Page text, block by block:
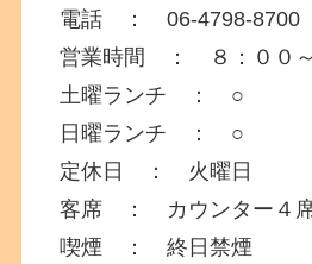
電話 ： 06-4798-8700
営業時間 ： ８：００～
土曜ランチ ： ○
日曜ランチ ： ○
定休日 ： 火曜日
客席 ： カウンター４
喫煙 ： 終日禁煙